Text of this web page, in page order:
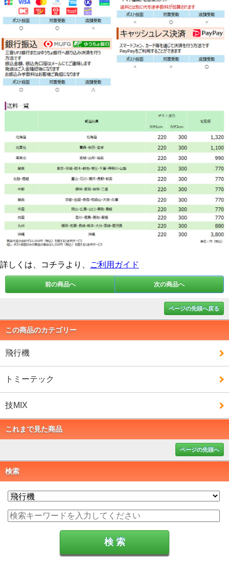
詳しくは、コチラより、 ご利用ガイド
前の商品へ 次の商品へ
ページの先頭へ戻る
この商品のカテゴリー
飛行機
トミーテック
技MIX
これまで見た商品
ページの先頭へ
検索